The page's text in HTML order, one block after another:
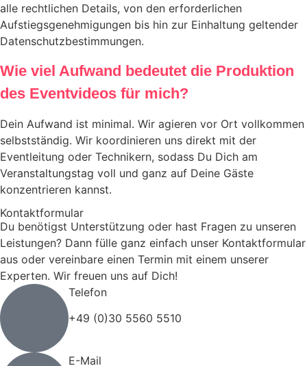
alle rechtlichen Details, von den erforderlichen
Aufstiegsgenehmigungen bis hin zur Einhaltung geltender
Datenschutzbestimmungen.
Wie viel Aufwand bedeutet die Produktion
des Eventvideos für mich?
Dein Aufwand ist minimal. Wir agieren vor Ort vollkommen
selbstständig. Wir koordinieren uns direkt mit der
Eventleitung oder Technikern, sodass Du Dich am
Veranstaltungstag voll und ganz auf Deine Gäste
konzentrieren kannst.
Kontaktformular
Du benötigst Unterstützung oder hast Fragen zu unseren
Leistungen? Dann fülle ganz einfach unser Kontaktformular
aus oder vereinbare einen Termin mit einem unserer
Experten. Wir freuen uns auf Dich!
Telefon
+49 (0)30 5560 5510
E-Mail